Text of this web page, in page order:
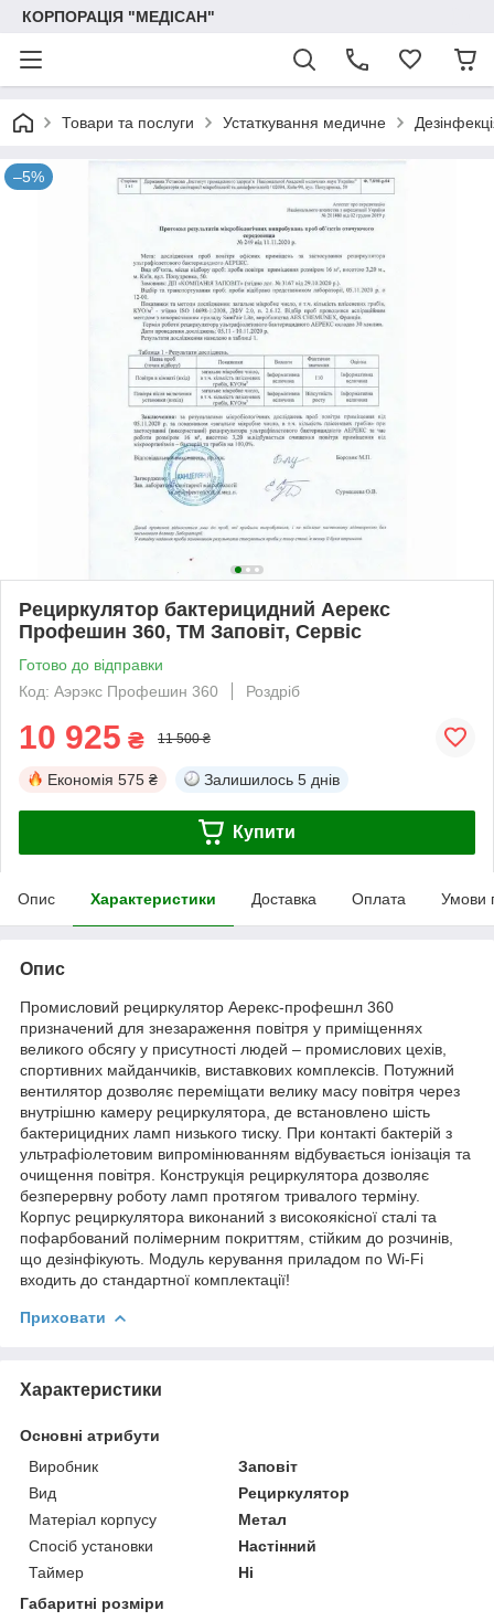
КОРПОРАЦІЯ "МЕДІСАН"
Товари та послуги Устаткування медичне
–5%
Рециркулятор бактерицидний Аерекс
Профешин 360, ТМ Заповіт, Сервіс
Готово до відправки
Код: Аэрэкс Профешин 360
Роздріб
10 925 ₴ 11 500 ₴
Економія 575 ₴ Залишилось 5 днів
Купити
Опис Характеристики Доставка Оплата Умови
Опис
Промисловий рециркулятор Аерекс-профешнл 360
призначений для знезараження повітря у приміщеннях
великого обсягу у присутності людей – промислових цехів,
спортивних майданчиків, виставкових комплексів. Потужний
вентилятор дозволяє переміщати велику масу повітря через
внутрішню камеру рециркулятора, де встановлено шість
бактерицидних ламп низького тиску. При контакті бактерій з
ультрафіолетовим випромінюванням відбувається іонізація та
очищення повітря. Конструкція рециркулятора дозволяє
безперервну роботу ламп протягом тривалого терміну.
Корпус рециркулятора виконаний з високоякісної сталі та
пофарбований полімерним покриттям, стійким до розчинів,
що дезінфікують. Модуль керування приладом по Wi-Fi
входить до стандартної комплектації!
Приховати
Характеристики
Основні атрибути
Виробник
Заповіт
Вид
Рециркулятор
Матеріал корпусу
Метал
Спосіб установки
Настінний
Таймер
Ні
Габаритні розміри